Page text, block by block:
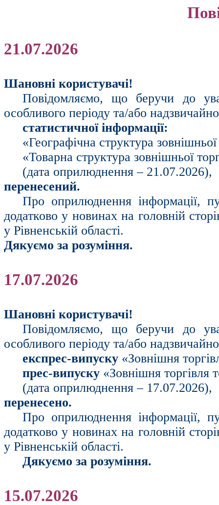
21.07.2026
Шановні користувачі!
Повідомляємо, що беручи до
особливого періоду та/або
статистичної інформації:
«Географічна структура
«Товарна структура зовнішньої
(дата оприлюднення – 21.07.2026),
перенесений.
Про оприлюднення інформації,
додатково у новинах на головній
у Рівненській області.
Дякуємо за розуміння.
17.07.2026
Шановні користувачі!
Повідомляємо, що беручи до
особливого періоду та/або
експрес-випуску «Зовнішня
прес-випуску «Зовнішня торгівля
(дата оприлюднення – 17.07.2026),
перенесено.
Про оприлюднення інформації,
додатково у новинах на головній
у Рівненській області.
Дякуємо за розуміння.
15.07.2026